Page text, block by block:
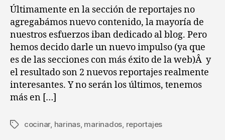
de
reportajes
gastronómicos
Últimamente en la sección de reportajes no
agregabámos nuevo contenido, la mayoría de
nuestros esfuerzos iban dedicado al blog. Pero
hemos decido darle un nuevo impulso (ya que
es de las secciones con más éxito de la web)Â y
el resultado son 2 nuevos reportajes realmente
interesantes. Y no serán los últimos, tenemos
más en […]
Etiquetas
cocinar, harinas, marinados, reportajes